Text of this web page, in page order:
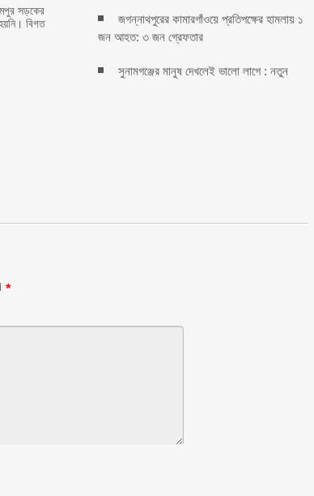
সড়কের
বিগত
জগন্নাথপুরের কামারগাঁওয়ে প্রতিপক্ষের হামলায় ১
জন আহত: ৩ জন গ্রেফতার
সুনামগঞ্জের মানুষ দেখলেই ভালো লাগে : নতুন
*